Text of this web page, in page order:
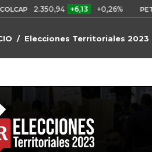
2.350,94 +6,13 +0,26%
Elecciones Territoriales 2023